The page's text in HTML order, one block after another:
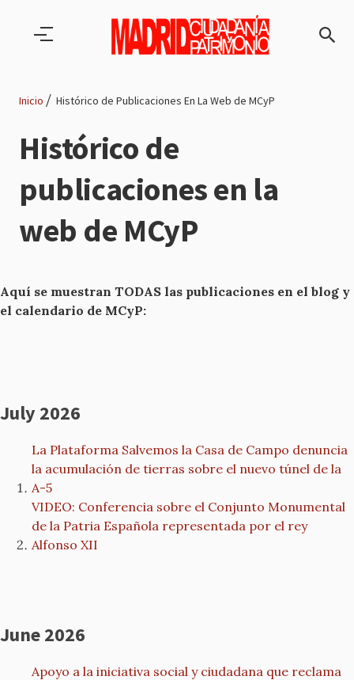
Ruta
de
navegación
Inicio Histórico de Publicaciones En La Web de MCyP
Histórico de
publicaciones en la
web de MCyP
Aquí se muestran TODAS las publicaciones en el blog y
el calendario de MCyP:
July 2026
La Plataforma Salvemos la Casa de Campo denuncia
la acumulación de tierras sobre el nuevo túnel de la
A-5
VIDEO: Conferencia sobre el Conjunto Monumental
de la Patria Española representada por el rey
Alfonso XII
June 2026
Apoyo a la iniciativa social y ciudadana que reclama